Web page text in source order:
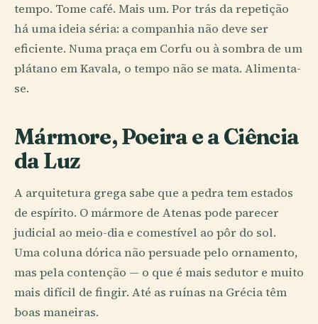
tempo. Tome café. Mais um. Por trás da repetição
há uma ideia séria: a companhia não deve ser
eficiente. Numa praça em Corfu ou à sombra de um
plátano em Kavala, o tempo não se mata. Alimenta-
se.
Mármore, Poeira e a Ciência
da Luz
A arquitetura grega sabe que a pedra tem estados
de espírito. O mármore de Atenas pode parecer
judicial ao meio-dia e comestível ao pôr do sol.
Uma coluna dórica não persuade pelo ornamento,
mas pela contenção — o que é mais sedutor e muito
mais difícil de fingir. Até as ruínas na Grécia têm
boas maneiras.